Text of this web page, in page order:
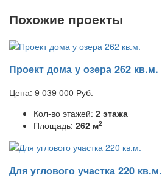
Похожие проекты
Проект дома у озера 262 кв.м.
Цена: 9 039 000 Руб.
Кол-во этажей: 2 этажа
Площадь: 262 м2
Для углового участка 220 кв.м.